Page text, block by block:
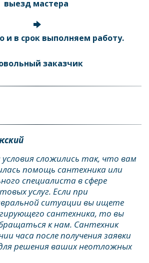
выезд мастера
и в срок выполняем работу.
заказчик
сложились так, что вам
помощь сантехника или
специалиста в сфере
услуг. Если при
ситуации вы ищете
сантехника, то вы
к нам. Сантехник
часа после получения заявки
решения ваших неотложных